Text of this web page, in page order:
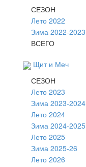
СЕЗОН
Лето 2022
Зима 2022-2023
ВСЕГО
Щит и Меч
СЕЗОН
Лето 2023
Зима 2023-2024
Лето 2024
Зима 2024-2025
Лето 2025
Зима 2025-26
Лето 2026